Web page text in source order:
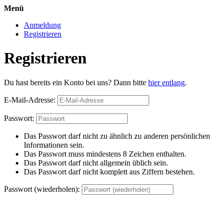
Menü
Anmeldung
Registrieren
Registrieren
Du hast bereits ein Konto bei uns? Dann bitte hier entlang.
E-Mail-Adresse:
Passwort:
Das Passwort darf nicht zu ähnlich zu anderen persönlichen
Informationen sein.
Das Passwort muss mindestens 8 Zeichen enthalten.
Das Passwort darf nicht allgemein üblich sein.
Das Passwort darf nicht komplett aus Ziffern bestehen.
Passwort (wiederholen):